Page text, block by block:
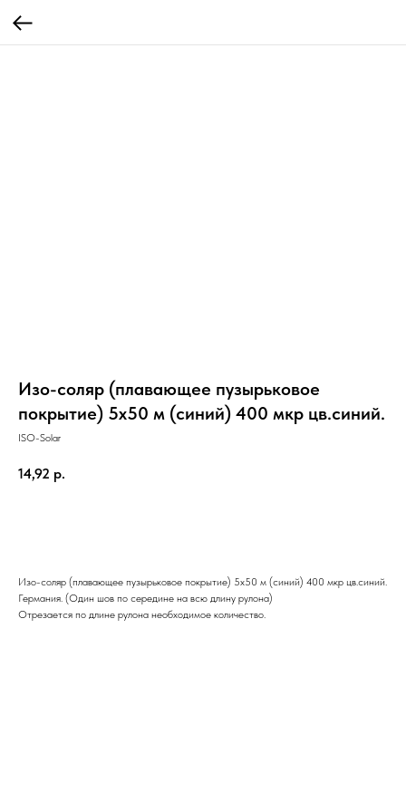
Изо-соляр (плавающее пузырьковое
покрытие) 5х50 м (синий) 400 мкр цв.синий.
ISO-Solar
14,92 р.
Изо-соляр (плавающее пузырьковое покрытие) 5х50 м (синий) 400 мкр цв.синий.
Германия. (Один шов по середине на всю длину рулона)
Отрезается по длине рулона необходимое количество.